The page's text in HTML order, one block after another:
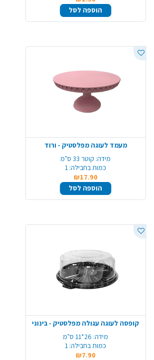
הוספה לסל
מעמד לעוגה מפלסטיק - ורוד
מידה: קוטר 33 ס"מ
כמות בחבילה: 1
₪17.90
הוספה לסל
קופסה לעוגה עגולה מפלסטיק - בינוני
מידה: 26*11 ס"מ
כמות בחבילה: 1
₪7.90